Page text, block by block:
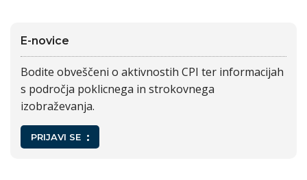
E-novice
Bodite obveščeni o aktivnostih CPI ter informacijah
s področja poklicnega in strokovnega
izobraževanja.
PRIJAVI SE